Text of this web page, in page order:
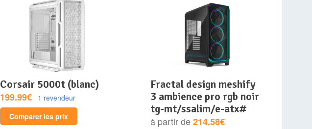
corsair 5000t (blanc)
199.99€
1 revendeur
Comparer les prix
fractal design meshify
3 ambience pro rgb noir
tg-mt/ssalim/e-atx#
à partir de214.58€